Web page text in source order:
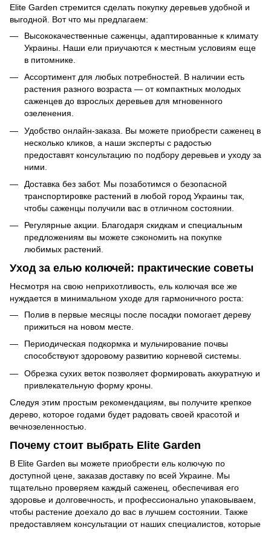
Elite Garden стремится сделать покупку деревьев удобной и
выгодной. Вот что мы предлагаем:
Высококачественные саженцы, адаптированные к климату
Украины. Наши ели приучаются к местным условиям еще
в питомнике.
Ассортимент для любых потребностей. В наличии есть
растения разного возраста — от компактных молодых
саженцев до взрослых деревьев для мгновенного
озеленения.
Удобство онлайн-заказа. Вы можете приобрести саженец в
несколько кликов, а наши эксперты с радостью
предоставят консультацию по подбору деревьев и уходу за
ними.
Доставка без забот. Мы позаботимся о безопасной
транспортировке растений в любой город Украины так,
чтобы саженцы получили вас в отличном состоянии.
Регулярные акции. Благодаря скидкам и специальным
предложениям вы можете сэкономить на покупке
любимых растений.
Уход за елью колючей: практические советы
Несмотря на свою неприхотливость, ель колючая все же
нуждается в минимальном уходе для гармоничного роста:
Полив в первые месяцы после посадки помогает дереву
прижиться на новом месте.
Периодическая подкормка и мульчирование почвы
способствуют здоровому развитию корневой системы.
Обрезка сухих веток позволяет формировать аккуратную и
привлекательную форму кроны.
Следуя этим простым рекомендациям, вы получите крепкое
дерево, которое годами будет радовать своей красотой и
вечнозеленностью.
Почему стоит выбрать Elite Garden
В Elite Garden вы можете приобрести ель колючую по
доступной цене, заказав доставку по всей Украине. Мы
тщательно проверяем каждый саженец, обеспечивая его
здоровье и долговечность, и профессионально упаковываем,
чтобы растение доехало до вас в лучшем состоянии. Также
предоставляем консультации от наших специалистов, которые